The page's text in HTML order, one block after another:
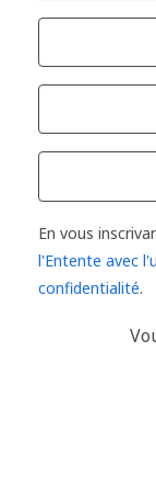
En vous
l'Entente avec
confidentialité.